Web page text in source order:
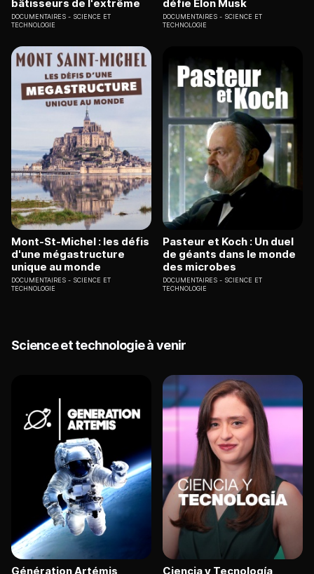
bâtisseurs de l'extrême
DOCUMENTAIRES
SCIENCE ET
TECHNOLOGIE
défie Elon Musk
DOCUMENTAIRES
SCIENCE ET
TECHNOLOGIE
Mont-St-Michel : les défis
d'une mégastructure
unique au monde
DOCUMENTAIRES
SCIENCE ET
TECHNOLOGIE
Pasteur et Koch : Un duel
de géants dans le monde
des microbes
DOCUMENTAIRES
SCIENCE ET
TECHNOLOGIE
Science et technologie à venir
Génération Artémis Ciencia y Tecnología